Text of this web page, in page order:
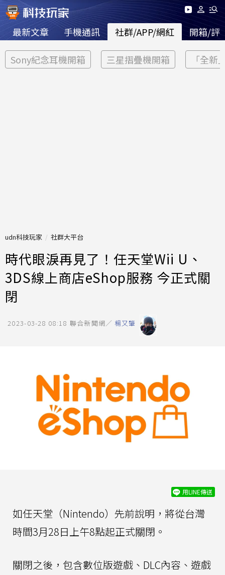
最新文章 手機通訊 社群/APP/網紅 開箱/評
Sony紀念耳機開箱 三星摺疊機開箱 「全新
udn科技玩家 社群大平台
時代眼淚再見了！任天堂Wii U、
3DS線上商店eShop服務 今正式關
閉
2023-03-28 08:18 聯合新聞網／ 楊又肇
用LINE傳送
如任天堂（Nintendo）先前說明，將從台灣
時間3月28日上午8點起正式關閉。
關閉之後，包含數位版遊戲、DLC內容、遊戲